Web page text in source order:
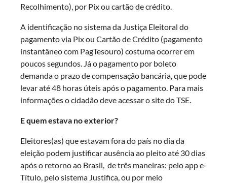
Recolhimento), por Pix ou cartão de crédito.
A identificação no sistema da Justiça Eleitoral do
pagamento via Pix ou Cartão de Crédito (pagamento
instantâneo com PagTesouro) costuma ocorrer em
poucos segundos. Já o pagamento por boleto
demanda o prazo de compensação bancária, que pode
levar até 48 horas úteis após o pagamento. Para mais
informações o cidadão deve acessar o site do TSE.
E quem estava no exterior?
Eleitores(as) que estavam fora do país no dia da
eleição podem justificar ausência ao pleito até 30 dias
após o retorno ao Brasil, de três maneiras: pelo app e-
Título, pelo sistema Justifica, ou por meio